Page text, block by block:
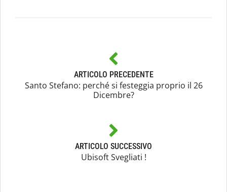
ARTICOLO PRECEDENTE
Santo Stefano: perché si festeggia proprio il 26
Dicembre?
ARTICOLO SUCCESSIVO
Ubisoft Svegliati !